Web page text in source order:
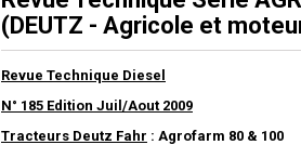
(DEUTZ - Agricole et
Revue Technique Diesel
N° 185 Edition Juil/Aout 2009
Tracteurs Deutz Fahr : Agrofarm 80 & 100